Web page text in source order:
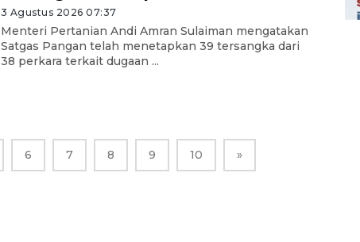
3 Agustus 2026 07:37
Menteri Pertanian Andi Amran Sulaiman mengatakan
Satgas Pangan telah menetapkan 39 tersangka dari
38 perkara terkait dugaan ...
6 7 8 9 10 »